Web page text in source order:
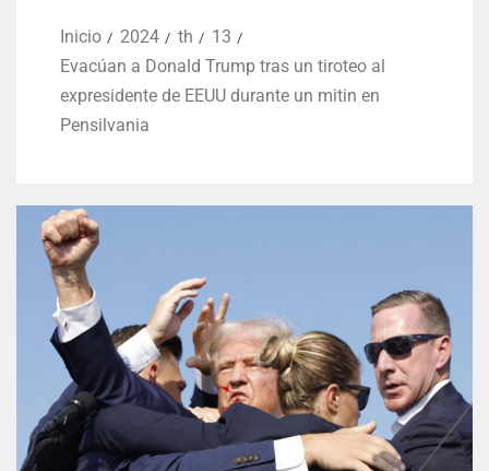
Inicio 2024 th
13
Evacúan a Donald Trump tras un tiroteo al
expresidente de EEUU durante un mitin en
Pensilvania